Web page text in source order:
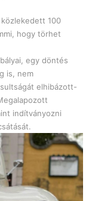
100
hogy törhet
egy döntés
is, nem
elhibázott-
indítványozni